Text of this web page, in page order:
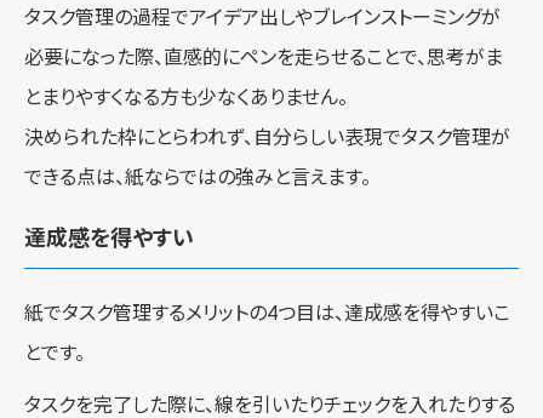
タスク管理の過程でアイデア出しやブレインストーミングが
必要になった際、直感的にペンを走らせることで、思考がま
とまりやすくなる方も少なくありません。
決められた枠にとらわれず、自分らしい表現でタスク管理が
できる点は、紙ならではの強みと言えます。
達成感を得やすい
紙でタスク管理するメリットの4つ目は、達成感を得やすいこ
とです。
タスクを完了した際に、線を引いたりチェックを入れたりする